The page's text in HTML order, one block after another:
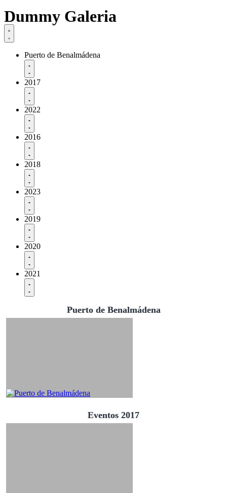
Dummy Galeria
Puerto de Benalmádena
2017
2022
2016
2018
2023
2019
2020
2021
Puerto de Benalmádena
Eventos 2017